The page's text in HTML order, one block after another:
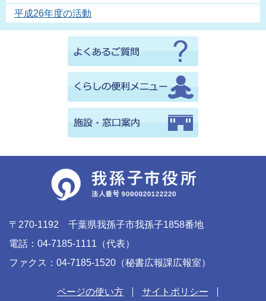
平成26年度の活動
〒270-1192 千葉県我孫子市我孫子1858番地
電話：04-7185-1111（代表）
ファクス：04-7185-1520（秘書広報課広報室）
ページの使い方 サイトポリシー